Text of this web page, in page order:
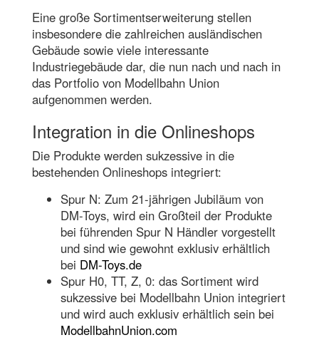
Eine große Sortimentserweiterung stellen
insbesondere die zahlreichen ausländischen
Gebäude sowie viele interessante
Industriegebäude dar, die nun nach und nach in
das Portfolio von Modellbahn Union
aufgenommen werden.
Integration in die Onlineshops
Die Produkte werden sukzessive in die
bestehenden Onlineshops integriert:
Spur N: Zum 21-jährigen Jubiläum von
DM-Toys, wird ein Großteil der Produkte
bei führenden Spur N Händler vorgestellt
und sind wie gewohnt exklusiv erhältlich
bei DM-Toys.de
Spur H0, TT, Z, 0: das Sortiment wird
sukzessive bei Modellbahn Union integriert
und wird auch exklusiv erhältlich sein bei
ModellbahnUnion.com